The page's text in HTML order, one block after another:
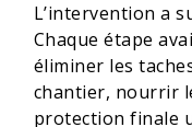
L’intervention a
Chaque étape
éliminer les
chantier, nourrir
protection finale